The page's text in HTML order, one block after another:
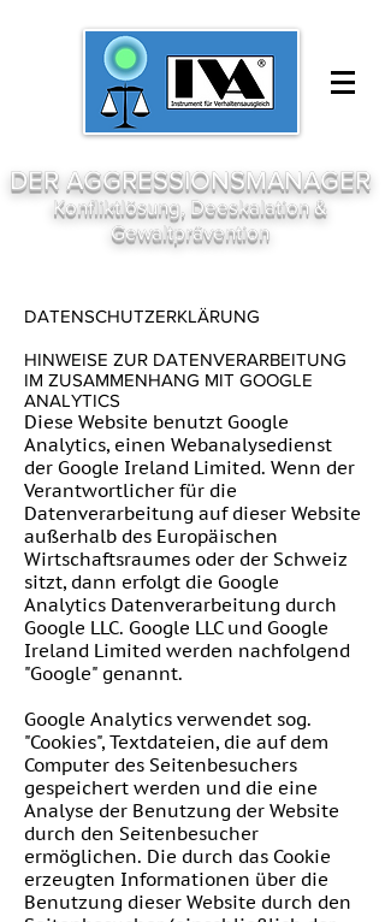
DER AGGRESSIONSMANAGER
Konfliktlösung, Deeskalation &
Gewaltprävention
DATENSCHUTZERKLÄRUNG
HINWEISE ZUR DATENVERARBEITUNG
IM ZUSAMMENHANG MIT GOOGLE
ANALYTICS
Diese Website benutzt Google
Analytics, einen Webanalysedienst
der Google Ireland Limited. Wenn der
Verantwortlicher für die
Datenverarbeitung auf dieser Website
außerhalb des Europäischen
Wirtschaftsraumes oder der Schweiz
sitzt, dann erfolgt die Google
Analytics Datenverarbeitung durch
Google LLC. Google LLC und Google
Ireland Limited werden nachfolgend
"Google" genannt.
Google Analytics verwendet sog.
"Cookies", Textdateien, die auf dem
Computer des Seitenbesuchers
gespeichert werden und die eine
Analyse der Benutzung der Website
durch den Seitenbesucher
ermöglichen. Die durch das Cookie
erzeugten Informationen über die
Benutzung dieser Website durch den